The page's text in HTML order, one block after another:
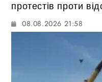
протестів проти
08.08.2026 21:58